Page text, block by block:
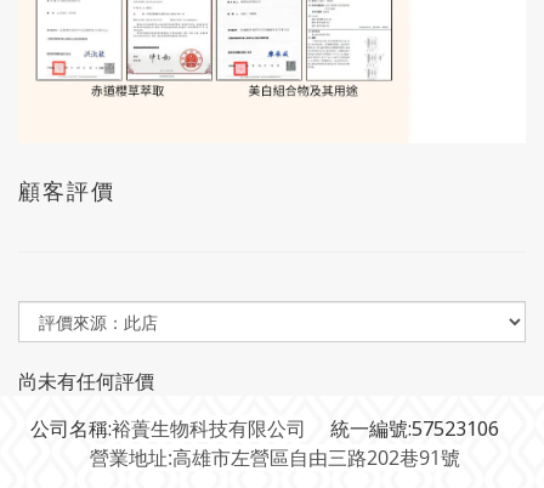
顧客評價
尚未有任何評價
公司名稱:裕蕢生物科技有限公司 統一編號:57523106
營業地址:高雄市左營區自由三路202巷91號